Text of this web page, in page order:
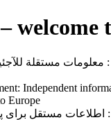
welcome
معلومات مستقلة
Independent
Europe
مستقل برای